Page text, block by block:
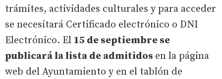
trámites, actividades culturales y para acceder
se necesitará Certificado electrónico o DNI
Electrónico. El 15 de septiembre se
publicará la lista de admitidos en la página
web del Ayuntamiento y en el tablón de